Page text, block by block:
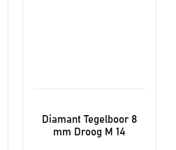
Diamant Tegelboor 8
mm Droog M 14